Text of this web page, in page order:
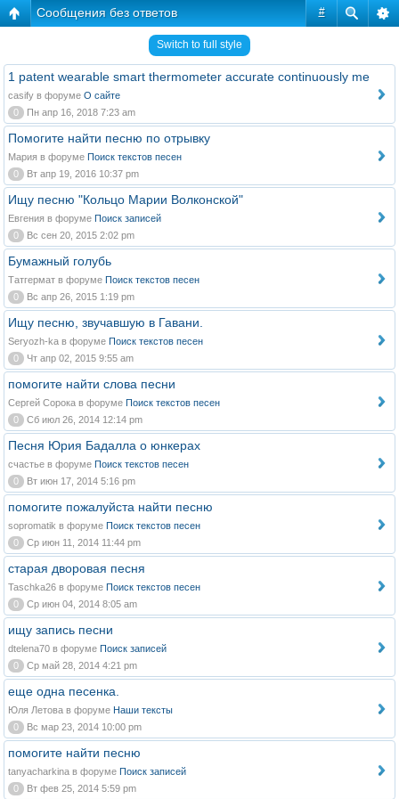
#
Сообщения без ответов
Switch to full style
1 patent wearable smart thermometer accurate continuously me
casify в форуме О сайте
0
Пн апр 16, 2018 7:23 am
Помогите найти песню по отрывку
Мария в форуме Поиск текстов песен
0
Вт апр 19, 2016 10:37 pm
Ищу песню "Кольцо Марии Волконской"
Евгения в форуме Поиск записей
0
Вс сен 20, 2015 2:02 pm
Бумажный голубь
Татгермат в форуме Поиск текстов песен
0
Вс апр 26, 2015 1:19 pm
Ищу песню, звучавшую в Гавани.
Seryozh-ka в форуме Поиск текстов песен
0
Чт апр 02, 2015 9:55 am
помогите найти слова песни
Сергей Сорока в форуме Поиск текстов песен
0
Сб июл 26, 2014 12:14 pm
Песня Юрия Бадалла о юнкерах
счастье в форуме Поиск текстов песен
0
Вт июн 17, 2014 5:16 pm
помогите пожалуйста найти песню
sopromatik в форуме Поиск текстов песен
0
Ср июн 11, 2014 11:44 pm
старая дворовая песня
Taschka26 в форуме Поиск текстов песен
0
Ср июн 04, 2014 8:05 am
ищу запись песни
dtelena70 в форуме Поиск записей
0
Ср май 28, 2014 4:21 pm
еще одна песенка.
Юля Летова в форуме Наши тексты
0
Вс мар 23, 2014 10:00 pm
помогите найти песню
tanyacharkina в форуме Поиск записей
0
Вт фев 25, 2014 5:59 pm